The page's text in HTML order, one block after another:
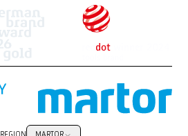
REGION